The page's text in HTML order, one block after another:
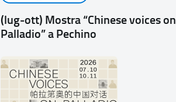
(lug-ott) Mostra “Chinese voices on
Palladio” a Pechino